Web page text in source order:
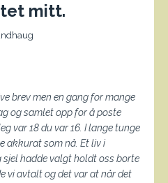
mitt.
brev men en gang for mange
og samlet opp for å poste
var 18 du var 16. I lange tunge
akkurat som nå. Et liv i
hadde valgt holdt oss borte
vi avtalt og det var at når det